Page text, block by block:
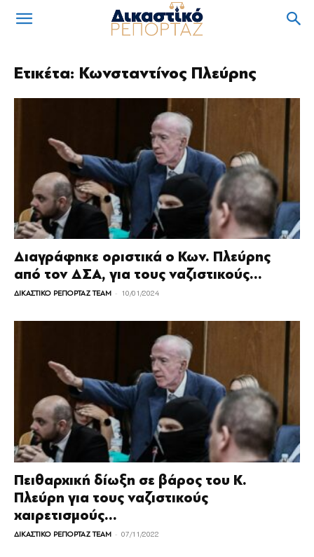
Ετικέτα: Κωνσταντίνος Πλεύρης
Διαγράφηκε οριστικά ο Κων. Πλεύρης
από τον ΔΣΑ, για τους ναζιστικούς...
ΔΙΚΑΣΤΙΚΟ ΡΕΠΟΡΤΑΖ TEAM - 10/01/2024
Πειθαρχική δίωξη σε βάρος του Κ.
Πλεύρη για τους ναζιστικούς
χαιρετισμούς...
ΔΙΚΑΣΤΙΚΟ ΡΕΠΟΡΤΑΖ TEAM - 07/11/2022